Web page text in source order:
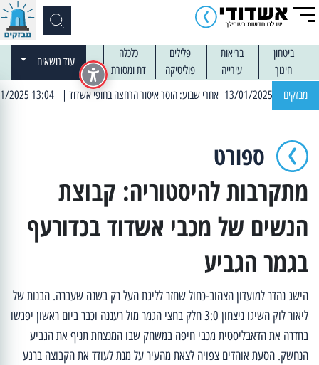
ביטחון בריאות פלילים
כלכלה
חינוך
עירייה פוליטיקה דת ומסורת
עוד נושאים
מבזקים | 13:04 14/01/2025 עובדים בלילות: עבודות קרצוף וריבוד אספלט
ספורט
מתקרבות להיסטוריה: קבוצת
הנשים של מכבי אשדוד בכדורעף
בגמר הגביע
הישג נהדר למועדון הצהוב-כחול שחזר לליגת העל רק בשנה שעברה. הבנות של
ליאור לוק השיגו ניצחון 3:0 חלק בחצי הגמר מול רעננה וכבר ביום ראשון יפגשו
בחדרה את הדאבליסטית מכבי חיפה במשחק שבו המנצחת תניף את הגביע
הנחשק. הסעת אוהדים צפויה לצאת מהעיר על מנת לעודד את הקבוצה ברגע